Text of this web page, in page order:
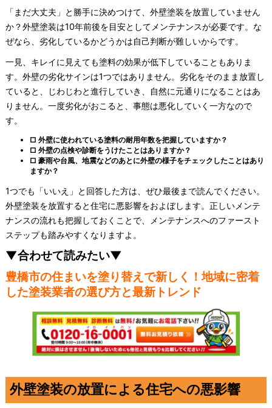
「まだ大丈夫」と勝手に決めつけて、外壁塗装を放置していません
か？外壁塗装は10年前後を目安としてメンテナンスが必要です。な
ぜなら、劣化しているかどうかは自己判断が難しいからです。
一見、キレイに見えても塗料の効果が低下していることもありま
す。外壁の劣化サインは1つではありません。劣化をそのまま放置し
ていると、じわじわと進行していき、自然に元通りになることはあ
りません。一度劣化がおこると、事態は悪化していく一方なので
す。
□ 外壁に使われている塗料の耐用年数を把握していますか？
□ 外壁の点検や診断をうけたことはありますか？
□ 豪雨や台風、地震などのあとに外壁の様子をチェックしたことはあり
ますか？
1つでも「いいえ」と回答した方は、ぜひ最後まで読んでください。
外壁塗装を放置すると住宅に悪影響をおよぼします。正しいメンテ
ナンスの流れも把握しておくことで、メンテナンスへのファースト
ステップも踏みやすくなりますよ。
▼合わせて読みたい▼
豊橋市の住まいを塗り替えで新しく！地域に密着
した塗装業者の選び方と最新トレンド
外壁塗装の放置による住宅への悪影響